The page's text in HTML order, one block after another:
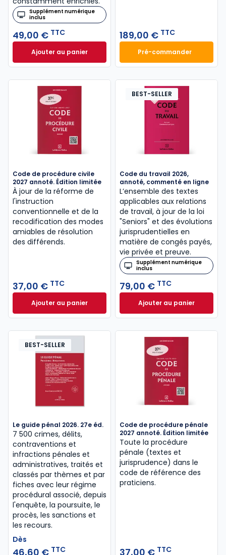
Supplément numérique
inclus
49,00 € TTC
Ajouter au panierCode civil 2027, annoté à 49,00 € TTC
189,00 € TTC
Pré-commander
Mémento
Code de procédure civile
2027 annoté. Édition limitée
À jour de la réforme de
l'instruction
conventionnelle et de la
recodification des modes
amiables de résolution
des différends.
37,00 € TTC
Ajouter au panierCode de procédure civile 2027 annoté. Édition
BEST-SELLER
Code du travail 2026,
annoté, commenté en ligne
L’ensemble des textes
applicables aux relations
de travail, à jour de la loi
"Seniors" et des évolutions
jurisprudentielles en
matière de congés payés,
vie privée et preuve.
Supplément numérique
inclus
79,00 € TTC
Ajouter au panier
Code du travail
BEST-SELLER
Le guide pénal 2026. 27e éd.
7 500 crimes, délits,
contraventions et
infractions pénales et
administratives, traités et
classés par thèmes et par
fiches avec leur régime
procédural associé, depuis
l'enquête, la poursuite, le
procès, les sanctions et
les recours.
Dès
46,60 € TTC
Code de procédure pénale
2027 annoté. Édition limitée
Toute la procédure
pénale (textes et
jurisprudence) dans le
code de référence des
praticiens.
37,00 € TTC